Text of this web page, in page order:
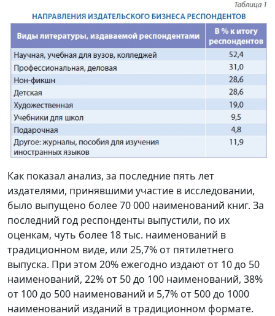
Как показал анализ, за последние пять лет
издателями, принявшими участие в исследовании,
было выпущено более 70 000 наименований книг. За
последний год респонденты выпустили, по их
оценкам, чуть более 18 тыс. наименований в
традиционном виде, или 25,7% от пятилетнего
выпуска. При этом 20% ежегодно издают от 10 до 50
наименований, 22% от 50 до 100 наименований, 38%
от 100 до 500 наименований и 5,7% от 500 до 1000
наименований изданий в традиционном формате.